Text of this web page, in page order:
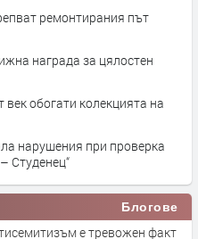
ремонтирания път
награда за цялостен
обогати колекцията на
нарушения при проверка
– Студенец“
Блогове
е тревожен факт